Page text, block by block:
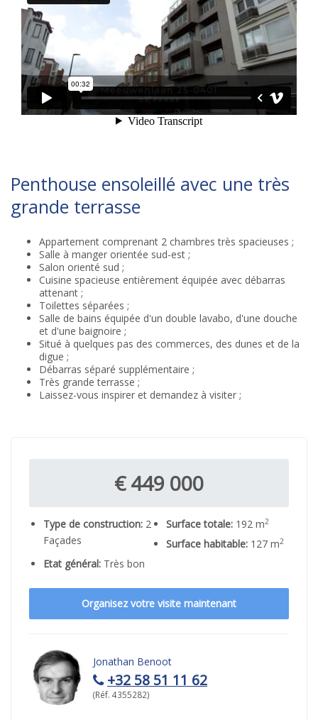
Penthouse ensoleillé avec une très
grande terrasse
Appartement comprenant 2 chambres très spacieuses ;
Salle à manger orientée sud-est ;
Salon orienté sud ;
Cuisine spacieuse entièrement équipée avec débarras
attenant ;
Toilettes séparées ;
Salle de bains équipée d'un double lavabo, d'une douche
et d'une baignoire ;
Situé à quelques pas des commerces, des dunes et de la
digue ;
Débarras séparé supplémentaire ;
Très grande terrasse ;
Laissez-vous inspirer et demandez à visiter ;
€ 449 000
Type de construction: 2
Façades
Surface totale: 192 m2
Surface habitable: 127 m2
Etat général: Très bon
Organisez votre visite maintenant
Jonathan Benoot
+32 58 51 11 62
(Réf. 4355282)